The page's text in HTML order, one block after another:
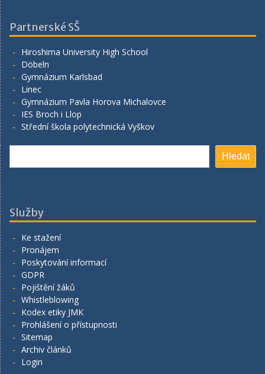
Partnerské SŠ
Hiroshima University High School
Döbeln
Gymnázium Karlsbad
Linec
Gymnázium Pavla Horova Michalovce
IES Broch i Llop
Střední škola polytechnická Vyškov
Hledat
Služby
Ke stažení
Pronájem
Poskytování informací
GDPR
Pojištění žáků
Whistleblowing
Kodex etiky JMK
Prohlášení o přístupnosti
Sitemap
Archiv článků
Login